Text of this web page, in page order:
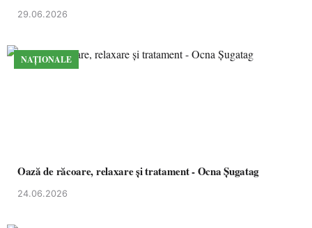
29.06.2026
NAȚIONALE
Oază de răcoare, relaxare și tratament - Ocna Șugatag
24.06.2026